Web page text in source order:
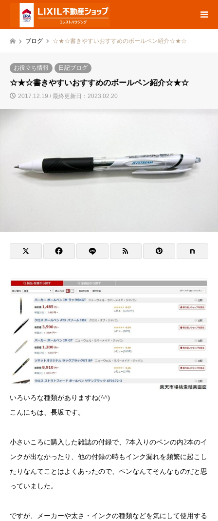
ブログ ☆★☆書きやすいおすすめのボールペン紹介☆★☆
お役立ち情報 日記ブログ
☆★☆書きやすいおすすめのボールペン紹介☆★☆
2017.12.19 / 最終更新日：2023.02.20
いろいろな種類がありますね(^^)
こんにちは、長坂です。
小さいころに購入した雑誌の付録で、7本入りのペンの内2本のイ
ンクが出なかったり、他の付録の時もインク漏れを頻繁に起こし
たりなんてことはよくあったので、ペンなんてそんなものだと思
っていました。
ですが、メーカーや太さ・インクの種類などを気にして使用する